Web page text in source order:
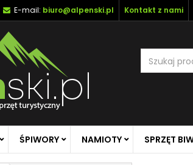
E-mail: biuro@alpenski.pl Kontakt z nami
ŚPIWORY NAMIOTY SPRZĘT